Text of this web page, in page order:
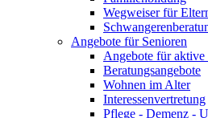
Wegweiser für
Angebote für Senioren
Angebote für aktive
Beratungsangebote
Wohnen im Alter
Interessenvertretung
Pflege - Demenz -